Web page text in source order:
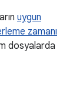
uygun
zamanı
dosyalarda